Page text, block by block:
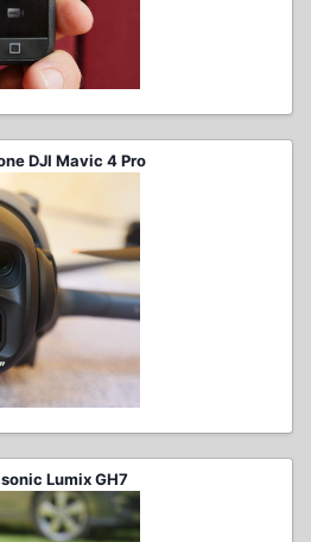
DJI Mavic 4 Pro
Lumix GH7